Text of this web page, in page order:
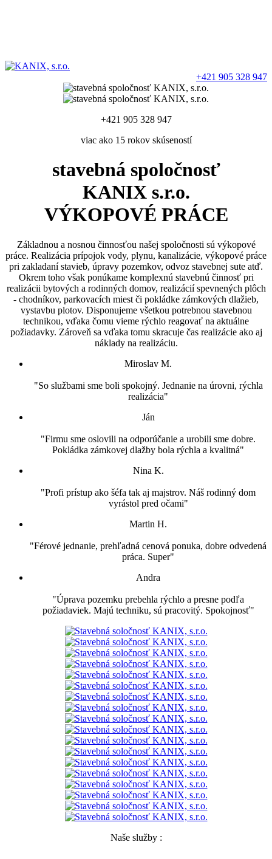
+421 905 328 947
+421 905 328 947
viac ako 15 rokov skúseností
stavebná spoločnosť
KANIX s.r.o.
VÝKOPOVÉ PRÁCE
Základnou a nosnou činnosťou našej spoločnosti sú výkopové
práce. Realizácia prípojok vody, plynu, kanalizácie, výkopové práce
pri zakladaní stavieb, úpravy pozemkov, odvoz stavebnej sute atď.
Okrem toho však ponúkame komplexnú stavebnú činnosť pri
realizácii bytových a rodinných domov, realizácií spevnených plôch
- chodníkov, parkovacích miest či pokládke zámkových dlažieb,
vystavbu plotov. Disponujeme všetkou potrebnou stavebnou
technikou, vďaka čomu vieme rýchlo reagovať na aktuálne
požiadavky. Zároveň sa vďaka tomu skracuje čas realizácie ako aj
náklady na realizáciu.
Miroslav M.
"So službami sme boli spokojný. Jednanie na úrovni, rýchla
realizácia"
Ján
"Firmu sme oslovili na odporúčanie a urobili sme dobre.
Pokládka zámkovej dlažby bola rýchla a kvalitná"
Nina K.
"Profi prístup ako šéfa tak aj majstrov. Náš rodinný dom
vyrástol pred očami"
Martin H.
"Férové jednanie, prehľadná cenová ponuka, dobre odvedená
práca. Super"
Andra
"Úprava pozemku prebehla rýchlo a presne podľa
požiadaviek. Majú techniku, sú pracovitý. Spokojnosť"
Naše služby :